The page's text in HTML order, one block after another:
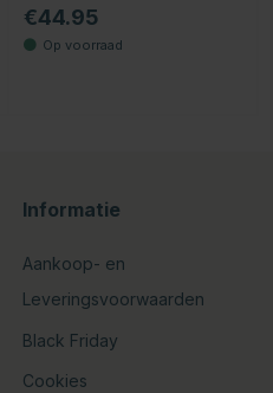
€44.95
Informatie
Aankoop- en
Leveringsvoorwaarden
Black Friday
Cookies